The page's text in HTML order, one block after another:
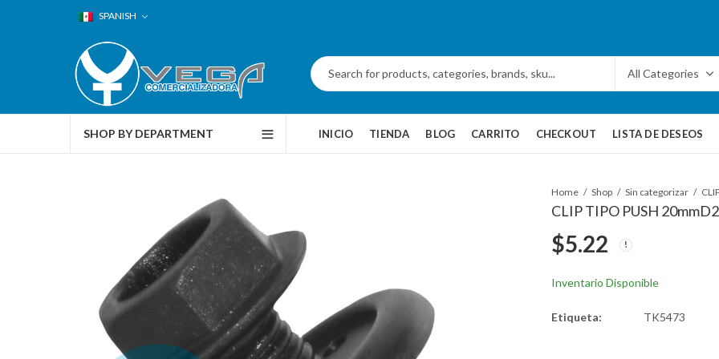
SPANISH
SHOP BY DEPARTMENT INICIO TIENDA BLOG CARRITO CHECKOUT LISTA DE DESEOS
Home Shop Sin categorizar
CLIP TIPO PUSH
$5.22
Inventario Disponible
Etiqueta: TK5473